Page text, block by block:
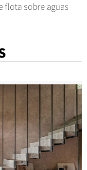
flota sobre aguas